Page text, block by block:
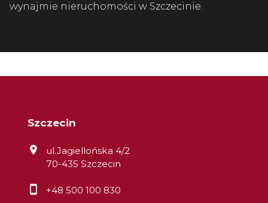
wynajmie nieruchomości w Szczecinie.
Szczecin
ul.Jagiellońska 4/2
70-435 Szczecin
+48 500 100 830